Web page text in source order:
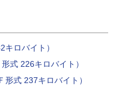
ロバイト）
式 226キロバイト）
式 237キロバイト）